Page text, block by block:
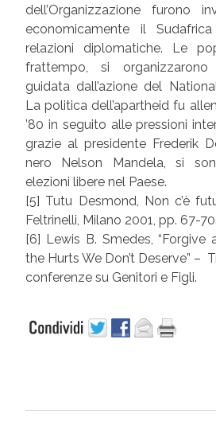
dell’Organizzazione furono
economicamente il
relazioni diplomatiche. Le
frattempo, si organizzarono
guidata dall’azione del
La politica dell’apartheid fu
’80 in seguito alle pressioni
grazie al presidente Frederik
nero Nelson Mandela, si
elezioni libere nel Paese.
[5] Tutu Desmond, Non c’è
Feltrinelli, Milano 2001, pp. 67-70.
[6] Lewis B. Smedes, “Forgive
the Hurts We Don’t Deserve” –
conferenze su Genitori e Figli.